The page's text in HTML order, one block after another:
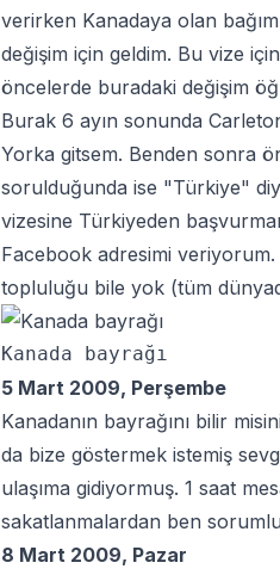
verirken Kanadaya olan
değişim için geldim. Bu vize
öncelerde buradaki değişim
Burak 6 ayın sonunda
Yorka gitsem. Benden sonra
sorulduğunda ise "Türkiye"
vizesine Türkiyeden
Facebook adresimi
topluluğu bile yok (tüm
5 Mart 2009, Perşembe
Kanadanın bayrağını bilir
da bize göstermek istemiş
ulaşıma gidiyormuş. 1 saat
sakatlanmalardan ben
8 Mart 2009, Pazar